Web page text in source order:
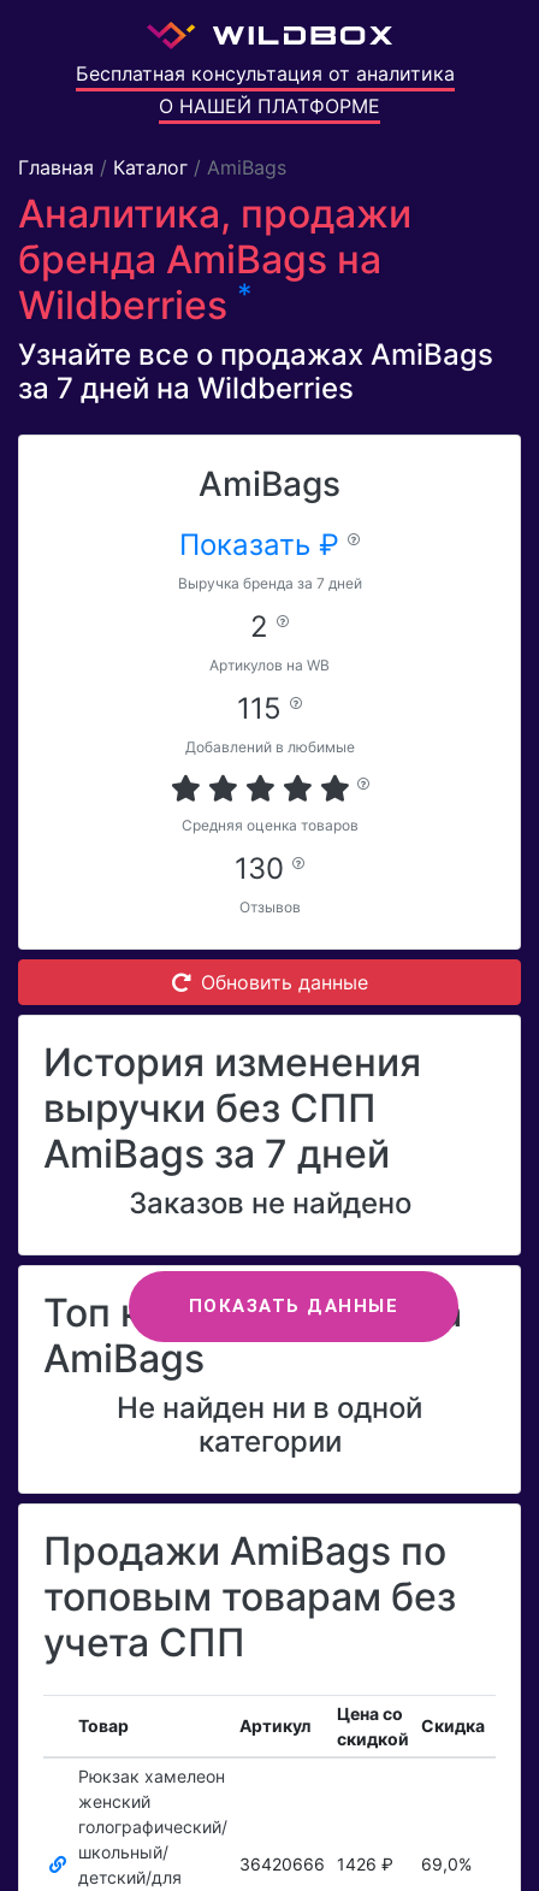
Бесплатная консультация от аналитика
О НАШЕЙ ПЛАТФОРМЕ
Главная / Каталог / AmiBags
Аналитика, продажи
бренда AmiBags на
Wildberries *
Узнайте все о продажах AmiBags
за 7 дней на Wildberries
AmiBags
Показать ₽
Выручка бренда за 7 дней
2
Артикулов на WB
115
Добавлений в любимые
Средняя оценка товаров
130
Отзывов
Обновить данные
История изменения
выручки без СПП
AmiBags за 7 дней
ПОКАЗАТЬ ДАННЫЕ
Заказов не найдено
Топ категорий бренда
AmiBags
Не найден ни в одной
категории
Продажи AmiBags по
топовым товарам без
учета СПП
Товар Артикул
Цена со
скидкой
Скидка
Рюкзак хамелеон
женский
голографический/
школьный/
детский/для
36420666 1426 ₽ 69,0%